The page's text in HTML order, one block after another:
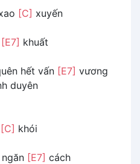
[C] xuyến
[E7] khuất
hết vấn [E7] vương
duyên
[C] khói
[E7] cách